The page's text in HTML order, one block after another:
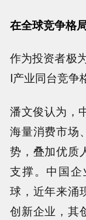
在全球竞争格
作为投资者极
I产业同台竞争
潘文俊认为，
海量消费市场
势，叠加优质
支撑。中国
球，近年来涌
创新企业，其